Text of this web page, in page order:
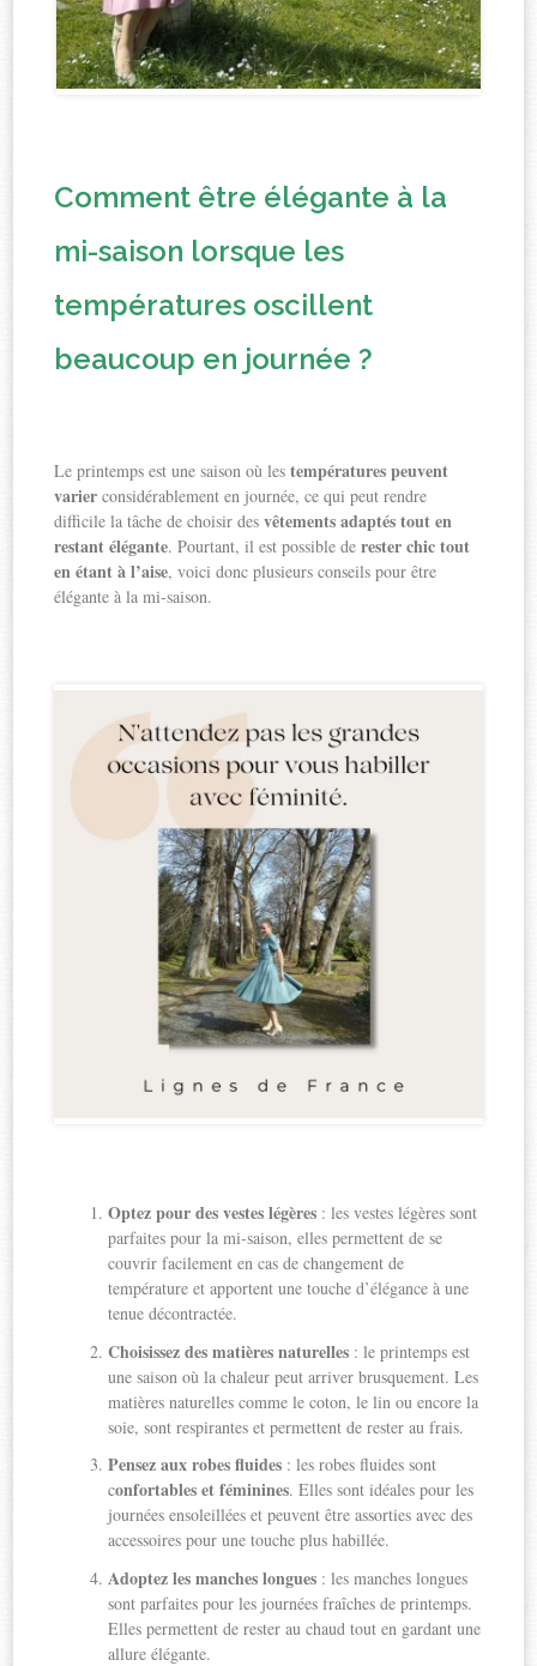
Comment être élégante à la
mi-saison lorsque les
températures oscillent
beaucoup en journée ?
Le printemps est une saison où lestempératures peuvent
varier considérablement en journée, ce qui peut rendre
difficile la tâche de choisir desvêtements adaptés tout en
restant élégante. Pourtant, il est possible derester chic tout
en étant à l’aise, voici donc plusieurs conseils pour être
élégante à la mi-saison.
Optez pour des vestes légères : les vestes légères sont
parfaites pour la mi-saison, elles permettent de se
couvrir facilement en cas de changement de
température et apportent une touche d’élégance à une
tenue décontractée.
Choisissez des matières naturelles : le printemps est
une saison où la chaleur peut arriver brusquement. Les
matières naturelles comme le coton, le lin ou encore la
soie, sont respirantes et permettent de rester au frais.
Pensez aux robes fluides : les robes fluides sont
confortables et féminines. Elles sont idéales pour les
journées ensoleillées et peuvent être assorties avec des
accessoires pour une touche plus habillée.
Adoptez les manches longues : les manches longues
sont parfaites pour les journées fraîches de printemps.
Elles permettent de rester au chaud tout en gardant une
allure élégante.